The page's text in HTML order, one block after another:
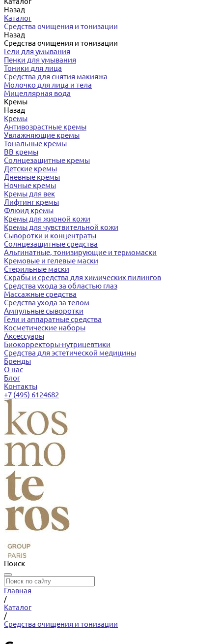
Назад
Каталог
Средства очищения и тонизации
Назад
Средства очищения и тонизации
Гели для умывания
Пенки для умывания
Тоники для лица
Средства для снятия макияжа
Молочко для лица и тела
Мицеллярная вода
Кремы
Назад
Кремы
Антивозрастные кремы
Увлажняющие кремы
Тональные кремы
BB кремы
Солнцезащитные кремы
Детские кремы
Дневные кремы
Ночные кремы
Кремы для век
Лифтинг кремы
Флюид кремы
Кремы для жирной кожи
Кремы для чувствительной кожи
Сыворотки и концентраты
Солнцезащитные средства
Альгинатные, тонизирующие и термомаски
Кремовые и гелевые маски
Стерильные маски
Скрабы и средства для химических пилингов
Средства ухода за областью глаз
Массажные средства
Средства ухода за телом
Ампульные сыворотки
Гели и аппаратные средства
Косметические наборы
Аксессуары
Биокорректоры-нутрицевтики
Средства для эстетической медицины
Бренды
О нас
Блог
Контакты
+7 (495) 6124682
Поиск
Главная
/
Каталог
/
Средства очищения и тонизации